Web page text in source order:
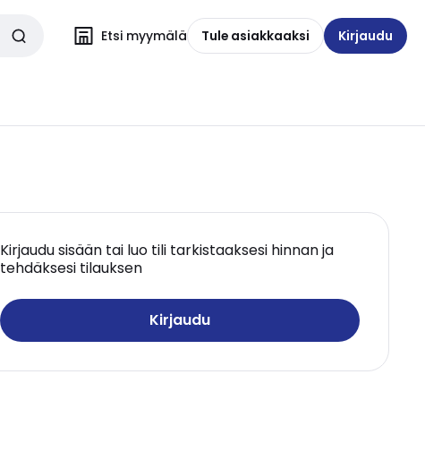
Etsi myymälä Tule asiakkaaksi Kirjaudu
Kirjaudu sisään tai luo tili tarkistaaksesi hinnan ja
tehdäksesi tilauksen
Kirjaudu